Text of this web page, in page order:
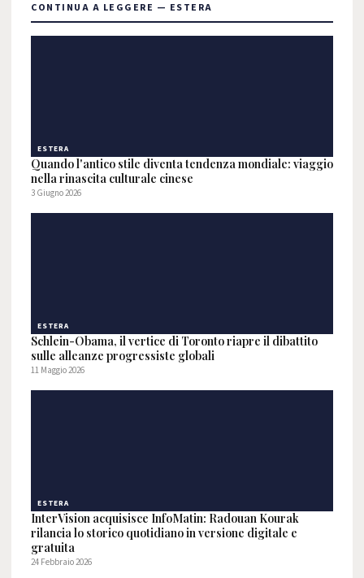
CONTINUA A LEGGERE — ESTERA
ESTERA
Quando l'antico stile diventa tendenza mondiale: viaggio
nella rinascita culturale cinese
3 Giugno 2026
ESTERA
Schlein-Obama, il vertice di Toronto riapre il dibattito
sulle alleanze progressiste globali
11 Maggio 2026
ESTERA
InterVision acquisisce InfoMatin: Radouan Kourak
rilancia lo storico quotidiano in versione digitale e
gratuita
24 Febbraio 2026